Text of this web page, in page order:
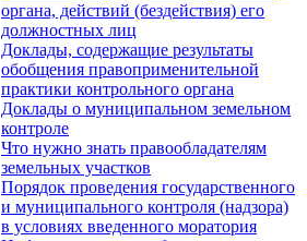
органа, действий (бездействия) его
должностных лиц
Доклады, содержащие результаты
обобщения правоприменительной
практики контрольного органа
Доклады о муниципальном земельном
контроле
Что нужно знать правообладателям
земельных участков
Порядок проведения государственного
и муниципального контроля (надзора)
в условиях введенного моратория